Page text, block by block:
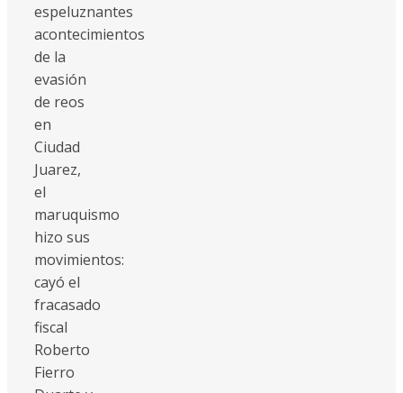
espeluznantes
acontecimientos
de la
evasión
de reos
en
Ciudad
Juarez,
el
maruquismo
hizo sus
movimientos:
cayó el
fracasado
fiscal
Roberto
Fierro